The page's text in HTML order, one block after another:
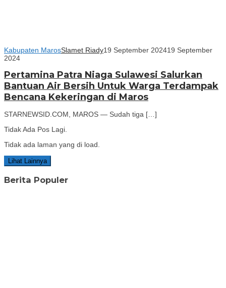
Kabupaten MarosSlamet Riady19 September 202419 September
2024
Pertamina Patra Niaga Sulawesi Salurkan
Bantuan Air Bersih Untuk Warga Terdampak
Bencana Kekeringan di Maros
STARNEWSID.COM, MAROS — Sudah tiga […]
Tidak Ada Pos Lagi.
Tidak ada laman yang di load.
Lihat Lainnya
Berita Populer